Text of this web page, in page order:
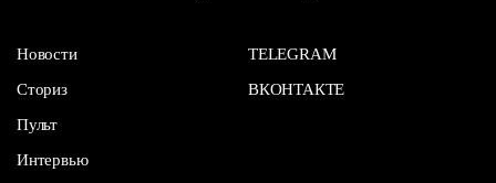
Новости
Сториз
Пульт
Интервью
TELEGRAM
ВКОНТАКТЕ